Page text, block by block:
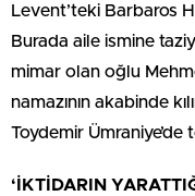
Levent’teki Barbaros
Burada aile ismine
mimar olan oğlu
namazının akabinde
Toydemir Ümraniye’de
‘İKTİDARIN